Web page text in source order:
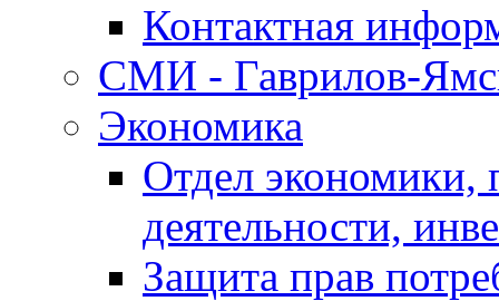
Контактная
СМИ - Гаврилов-
Экономика
Отдел экономики,
деятельности,
Защита прав